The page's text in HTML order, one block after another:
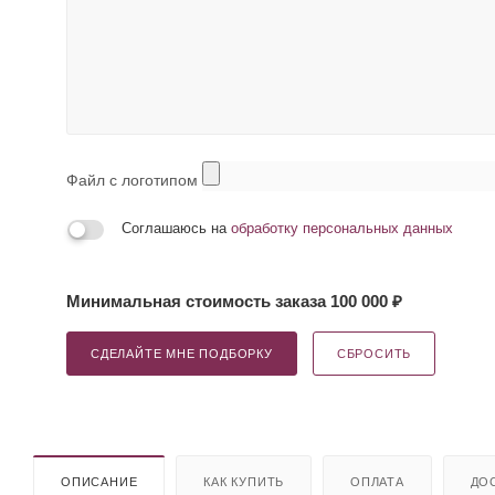
Файл с логотипом
Соглашаюсь на обработку персональных данных
Минимальная стоимость заказа 100 000 ₽
СДЕЛАЙТЕ МНЕ ПОДБОРКУ СБРОСИТЬ
ОПИСАНИЕ КАК КУПИТЬ ОПЛАТА